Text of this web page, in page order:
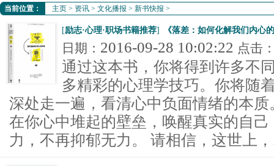
当前位置： 主页 > 资讯 > 文化播报 > 新书快报 >
[励志·心理·职场书籍推荐] 《落差：如何化解我们内心
日期： 2016-09-28 10:02:22 点击
通过这本书，你将得到许多不
多精彩的心理学技巧。你将随
深处走一遍，看清心中负面情绪的本
在你心中堆起的壁垒，唤醒真实的自
力，不再抑郁无力。 请相信，这世上